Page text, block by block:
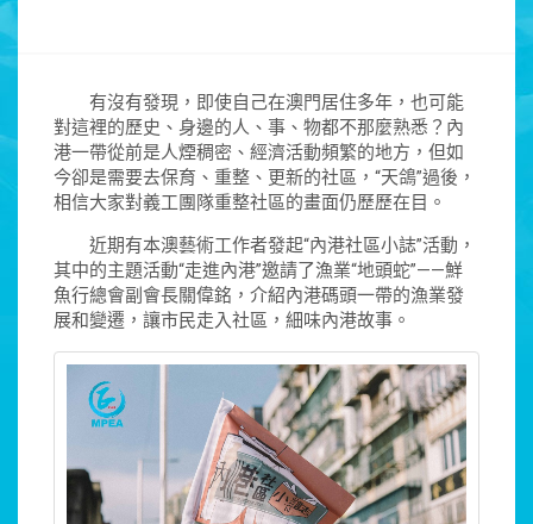
有沒有發現，即使自己在澳門居住多年，也可能
對這裡的歷史、身邊的人、事、物都不那麼熟悉？內
港一帶從前是人煙稠密、經濟活動頻繁的地方，但如
今卻是需要去保育、重整、更新的社區，“天鴿”過後，
相信大家對義工團隊重整社區的畫面仍歷歷在目。
近期有本澳藝術工作者發起“內港社區小誌”活動，
其中的主題活動“走進內港”邀請了漁業“地頭蛇”——鮮
魚行總會副會長關偉銘，介紹內港碼頭一帶的漁業發
展和變遷，讓市民走入社區，細味內港故事。